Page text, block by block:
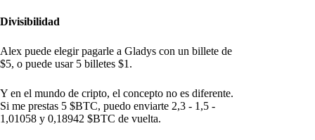
Divisibilidad
Alex puede elegir pagarle a Gladys con un billete de
$5, o puede usar 5 billetes $1.
Y en el mundo de cripto, el concepto no es diferente.
Si me prestas 5 $BTC, puedo enviarte 2,3 - 1,5 -
1,01058 y 0,18942 $BTC de vuelta.